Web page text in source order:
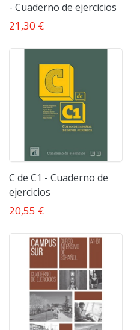
- Cuaderno de ejercicios
21,30 €
C de C1 - Cuaderno de
ejercicios
20,55 €